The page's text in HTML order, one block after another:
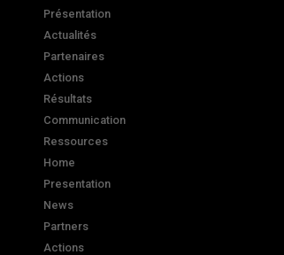
Présentation
Actualités
Partenaires
Actions
Résultats
Communication
Ressources
Home
Presentation
News
Partners
Actions